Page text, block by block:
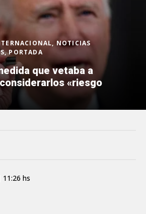
NOTICIAS
PORTADA
que vetaba a
«riesgo
hs